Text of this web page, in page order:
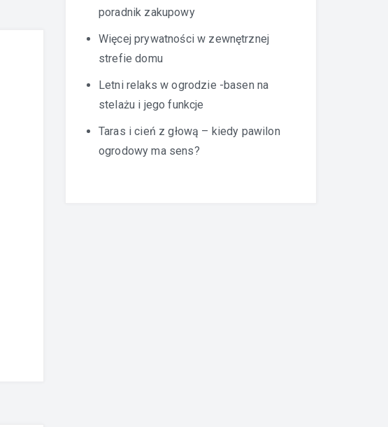
poradnik zakupowy
Więcej prywatności w zewnętrznej
strefie domu
Letni relaks w ogrodzie -basen na
stelażu i jego funkcje
Taras i cień z głową – kiedy pawilon
ogrodowy ma sens?